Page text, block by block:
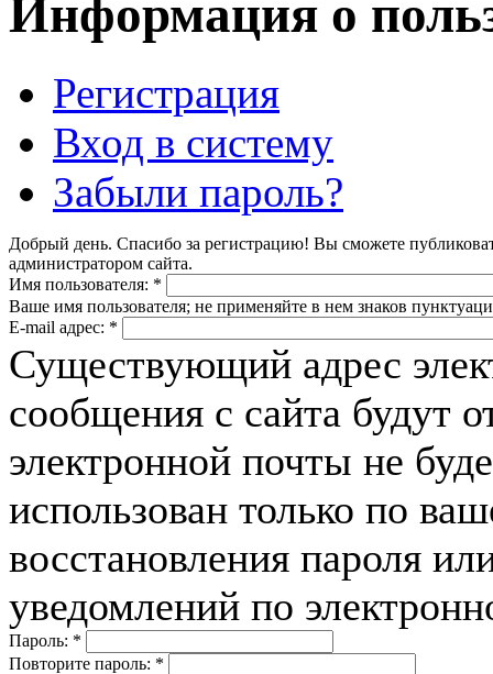
Информация о
Регистрация
Вход в систему
Забыли пароль?
Добрый день. Спасибо за регистрацию! Вы сможете
администратором сайта.
Имя пользователя: *
Ваше имя пользователя; не применяйте в нем знаков
E-mail адрес: *
Существующий адрес
сообщения с сайта будут
электронной почты не
использован только по
восстановления пароля
уведомлений по
Пароль: *
Повторите пароль: *